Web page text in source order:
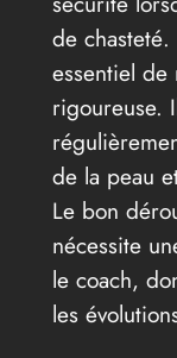
de
essentiel
rigoureuse.
de la peau
Le bon
nécessite
le coach,
les